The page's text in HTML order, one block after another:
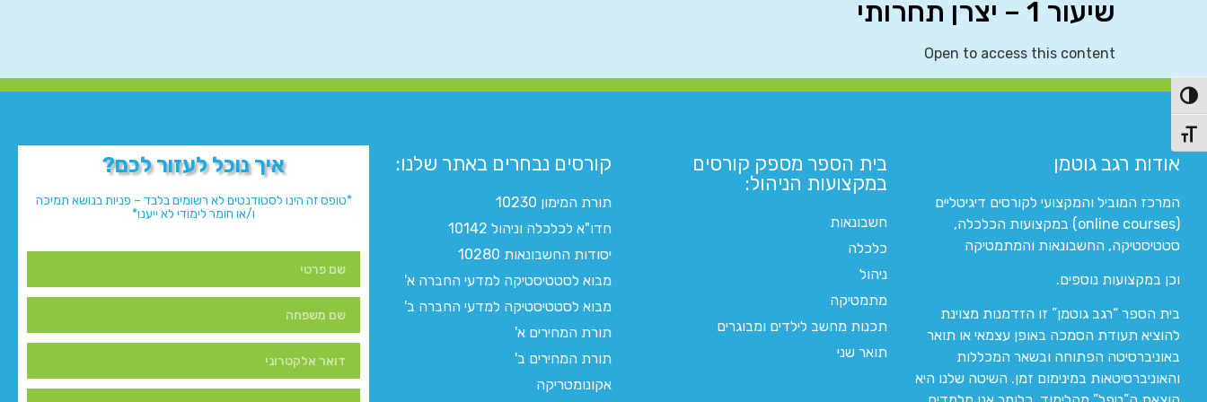
הפעל/כבה ניגודיות גבוהה
מתג גודל גופן
שיעור 1 – יצרן תחרותי
Open to access this content
אודות רגב גוטמן
המרכז המוביל והמקצועי לקורסים דיגיטליים
(online courses) במקצועות הכלכלה,
סטטיסטיקה, החשבונאות והמתמטיקה
וכן במקצועות נוספים.
בית הספר “רגב גוטמן” זו הזדמנות מצוינת
להוציא תעודת הסמכה באופן עצמאי או תואר
באוניברסיטה הפתוחה ובשאר המכללות
והאוניברסיטאות במינימום זמן. השיטה שלנו היא
בית הספר מספק קורסים
במקצועות הניהול:
חשבונאות
כלכלה
ניהול
מתמטיקה
תכנות מחשב לילדים ומבוגרים
תואר שני
קורסים נבחרים באתר שלנו:​
תורת המימון 10230
חדו"א לכלכלה וניהול 10142
יסודות החשבונאות 10280
מבוא לסטטיסטיקה למדעי החברה א'
מבוא לסטטיסטיקה למדעי החברה ב'
תורת המחירים א'
תורת המחירים ב'
אקונומטריקה
איך נוכל לעזור לכם?
*טופס זה הינו לסטודנטים לא רשומים בלבד – פניות בנושא תמיכה
ו/או חומר לימודי לא ייענו*